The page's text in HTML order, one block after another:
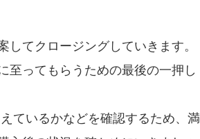
てクロージングしていきます。
至ってもらうための最後の一押し
ているかなどを確認するため、満